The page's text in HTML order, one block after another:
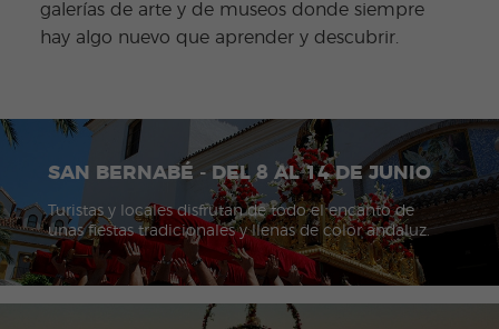
galerías de arte y de museos donde siempre
hay algo nuevo que aprender y descubrir.
SAN BERNABÉ - DEL 8 AL 14 DE JUNIO
Turistas y locales disfrutan de todo el encanto de
unas fiestas tradicionales y llenas de color andaluz.